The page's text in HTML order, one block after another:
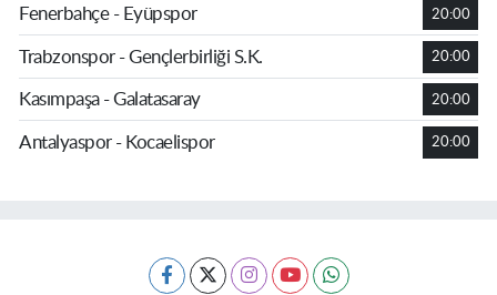
Fenerbahçe - Eyüpspor 20:00
Trabzonspor - Gençlerbirliği S.K. 20:00
Kasımpaşa - Galatasaray 20:00
Antalyaspor - Kocaelispor 20:00